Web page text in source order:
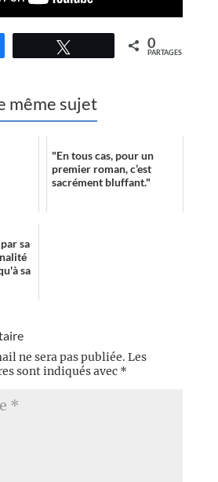
0
PARTAGES
même sujet
"En tous cas, pour un
premier roman, c’est
sacrément bluffant."
sa
sa
ne sera pas publiée. Les
sont indiqués avec *